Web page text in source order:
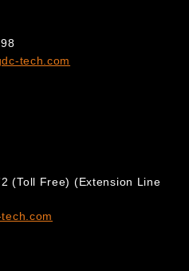
tech.com
(Toll Free) (Extension Line